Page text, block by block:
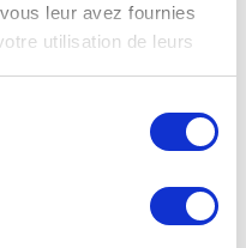
leur avez fournies
utilisation de leurs